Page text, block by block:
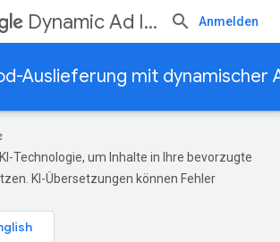
Dynamic Ad Insertion Anmelden
Auslieferung mit dynamischer
Technologie, um Inhalte in Ihre bevorzugte
KI-Übersetzungen können Fehler